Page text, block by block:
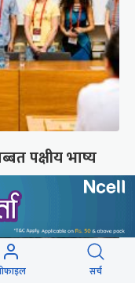
पक्षीय भाष्य
सर्च